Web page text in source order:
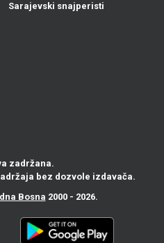
Sarajevski snajperisti
zadržana.
bez dozvole izdavača.
Bosna 2000 - 2026.